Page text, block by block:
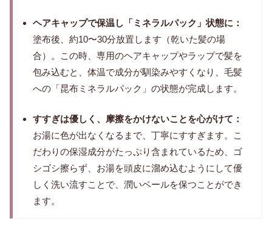
ヘアキャップで保温し「ミネラルパック」状態に：
塗布後、約10〜30分放置します（乾いた髪の場
合）。この時、専用のヘアキャップやラップで髪を
包み込むと、体温で成分が馴染みやすくなり、毛髪
への「昆布ミネラルパック」の状態が完成します。
すすぎは優しく、摩擦をかけないことを心がけて：
お湯に色が出なくなるまで、丁寧にすすぎます。こ
だわりの保湿成分がたっぷり含まれているため、ゴ
シゴシ擦らず、お湯を頭皮に溜め込むようにして優
しく洗い流すことで、潤いベールを保つことができ
ます。